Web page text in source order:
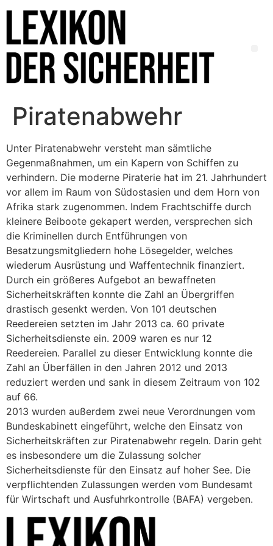
Piratenabwehr
Unter Piratenabwehr versteht man sämtliche
Gegenmaßnahmen, um ein Kapern von Schiffen zu
verhindern. Die moderne Piraterie hat im 21. Jahrhundert
vor allem im Raum von Südostasien und dem Horn von
Afrika stark zugenommen. Indem Frachtschiffe durch
kleinere Beiboote gekapert werden, versprechen sich
die Kriminellen durch Entführungen von
Besatzungsmitgliedern hohe Lösegelder, welches
wiederum Ausrüstung und Waffentechnik finanziert.
Durch ein größeres Aufgebot an bewaffneten
Sicherheitskräften konnte die Zahl an Übergriffen
drastisch gesenkt werden. Von 101 deutschen
Reedereien setzten im Jahr 2013 ca. 60 private
Sicherheitsdienste ein. 2009 waren es nur 12
Reedereien. Parallel zu dieser Entwicklung konnte die
Zahl an Überfällen in den Jahren 2012 und 2013
reduziert werden und sank in diesem Zeitraum von 102
auf 66.
2013 wurden außerdem zwei neue Verordnungen vom
Bundeskabinett eingeführt, welche den Einsatz von
Sicherheitskräften zur Piratenabwehr regeln. Darin geht
es insbesondere um die Zulassung solcher
Sicherheitsdienste für den Einsatz auf hoher See. Die
verpflichtenden Zulassungen werden vom Bundesamt
für Wirtschaft und Ausfuhrkontrolle (BAFA) vergeben.